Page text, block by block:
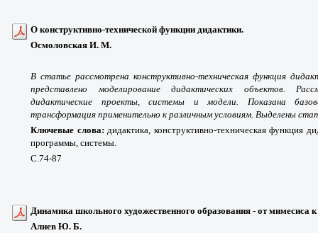
О конструктивно-технической функции дидактики.
Осмоловская И. М.
В статье рассмотрена конструктивно-техническая функция
представлено моделирование дидактических объектов.
дидактические проекты, системы и модели. Показана
трансформация применительно к различным условиям. Выделены
Ключевые слова: дидактика, конструктивно-техническая функция
программы, системы.
С.74-87
Динамика школьного художественного образования - от мимесиса к
Алиев Ю. Б.